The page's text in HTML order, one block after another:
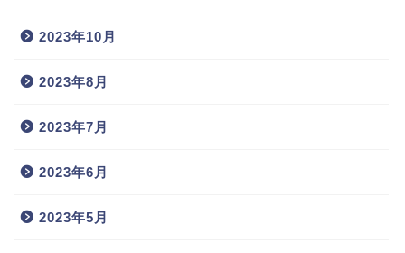
2023年10月
2023年8月
2023年7月
2023年6月
2023年5月